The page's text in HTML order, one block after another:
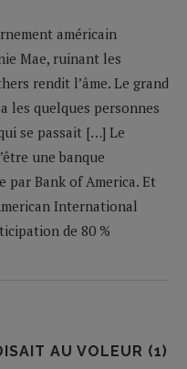
américain
Mae, ruinant les
rendit l’âme. Le grand
les quelques personnes
se passait […] Le
une banque
par Bank of America. Et
International
de 80 %
AU VOLEUR (1)